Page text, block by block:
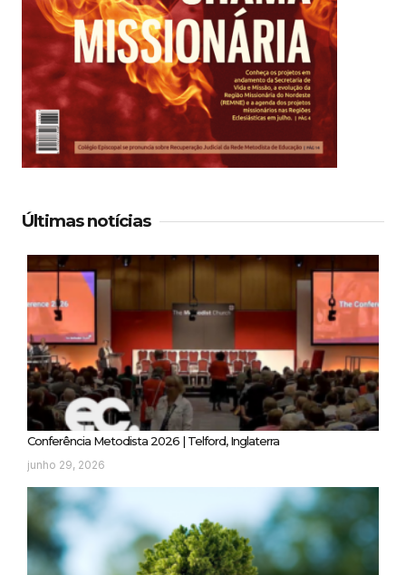
Últimas notícias
Conferência Metodista 2026 | Telford, Inglaterra
junho 29, 2026